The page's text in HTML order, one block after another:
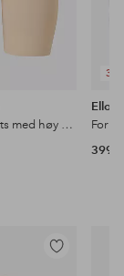
Formende shorts med høy midje - medium support
3
Ellos
399
Legg